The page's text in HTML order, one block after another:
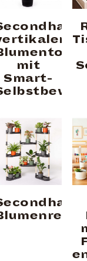
mit
Smart-